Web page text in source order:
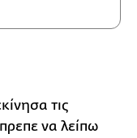
τις
να λείπω